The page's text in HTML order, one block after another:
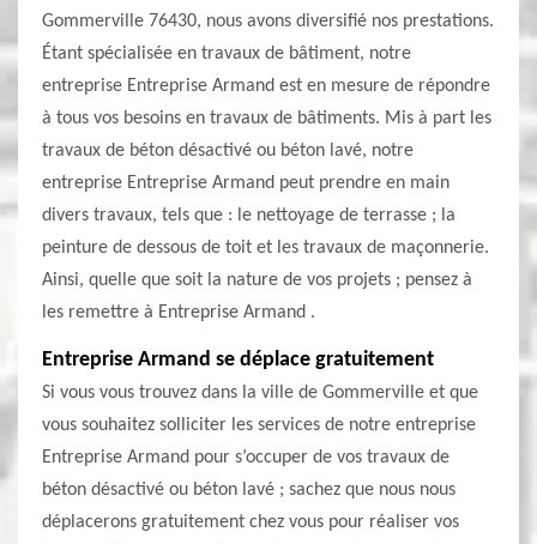
Gommerville 76430, nous avons diversifié nos prestations.
Étant spécialisée en travaux de bâtiment, notre
entreprise Entreprise Armand est en mesure de répondre
à tous vos besoins en travaux de bâtiments. Mis à part les
travaux de béton désactivé ou béton lavé, notre
entreprise Entreprise Armand peut prendre en main
divers travaux, tels que : le nettoyage de terrasse ; la
peinture de dessous de toit et les travaux de maçonnerie.
Ainsi, quelle que soit la nature de vos projets ; pensez à
les remettre à Entreprise Armand .
Entreprise Armand se déplace gratuitement
Si vous vous trouvez dans la ville de Gommerville et que
vous souhaitez solliciter les services de notre entreprise
Entreprise Armand pour s’occuper de vos travaux de
béton désactivé ou béton lavé ; sachez que nous nous
déplacerons gratuitement chez vous pour réaliser vos